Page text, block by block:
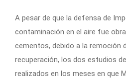
A pesar de que la defensa de
contaminación en el aire fue
cementos, debido a la remoción
recuperación, los dos estudios
realizados en los meses en que